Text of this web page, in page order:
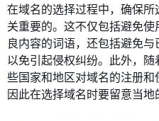
在域名的选择过程中，确保
关重要的。这不仅包括避免
良内容的词语，还包括避免与
以免引起侵权纠纷。此外，
些国家和地区对域名的注册和
因此在选择域名时要留意当地